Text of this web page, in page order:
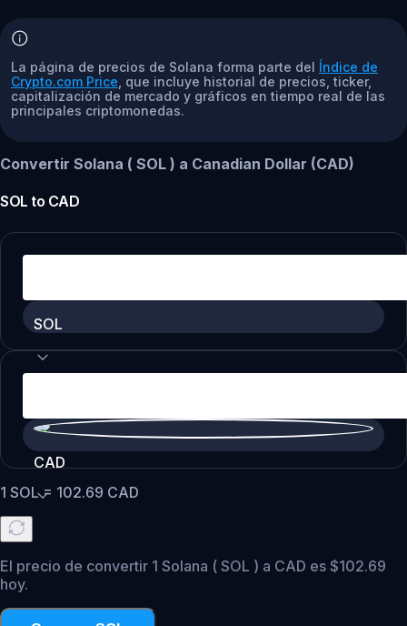
La página de precios de Solana forma parte del Índice de
Crypto.com Price , que incluye historial de precios, ticker,
capitalización de mercado y gráficos en tiempo real de las
principales criptomonedas.
Convertir Solana ( SOL ) a Canadian Dollar (CAD)
SOL to CAD
SOL
CAD
1 SOL= 102.69 CAD
El precio de convertir 1 Solana ( SOL ) a CAD es $102.69
hoy.